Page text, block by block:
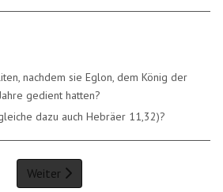
nachdem sie Eglon, dem König der
gedient hatten?
dazu auch Hebräer 11,32)?
Weiter